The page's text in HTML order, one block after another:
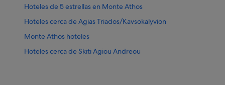
Hoteles de 5 estrellas en Monte Athos
Hoteles cerca de Agias Triados/Kavsokalyvion
Monte Athos hoteles
Hoteles cerca de Skiti Agiou Andreou